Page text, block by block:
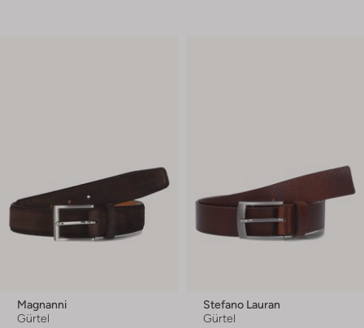
Magnanni
Gürtel
Stefano Lauran
Gürtel